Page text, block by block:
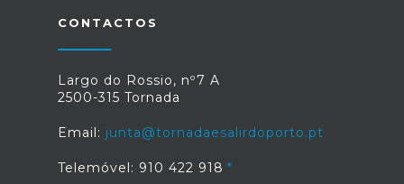
Correa, Aiwok, Charles James Sharp, JJ
CONTACTOS
Largo do Rossio, nº7 A
2500-315 Tornada
Email: junta@tornadaesalirdoporto.pt
Telemóvel: 910 422 918